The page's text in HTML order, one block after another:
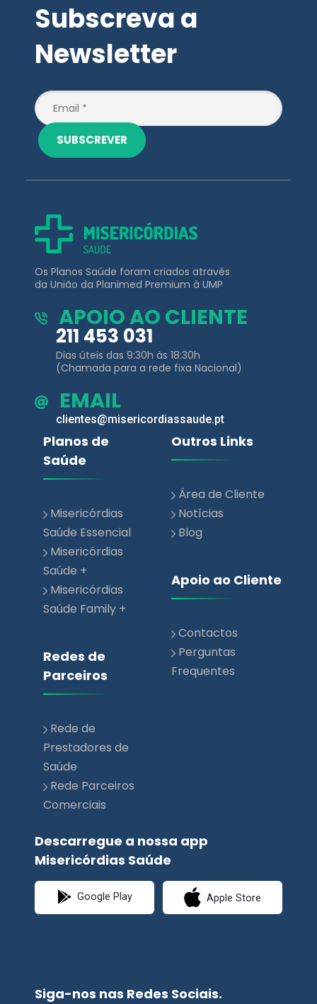
Subscreva a
Newsletter
SUBSCREVER
Os Planos Saúde foram criados através
da União da Planimed Premium à UMP
APOIO AO CLIENTE
211 453 031
Dias úteis das 9:30h às 18:30h
(Chamada para a rede fixa Nacional)
EMAIL
clientes@misericordiassaude.pt
Planos de
Saúde
Misericórdias
Saúde Essencial
Misericórdias
Saúde +
Misericórdias
Saúde Family +
Redes de
Parceiros
Rede de
Prestadores de
Saúde
Rede Parceiros
Comerciais
Outros Links
Área de Cliente
Notícias
Blog
Apoio ao Cliente
Contactos
Perguntas
Frequentes
Descarregue a nossa app
Misericórdias Saúde
Google Play Apple Store
Siga-nos nas Redes Sociais.